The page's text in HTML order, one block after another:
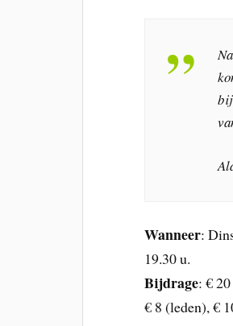
bij
Wanneer:
19.30 u.
Bijdrage: €
€ 8 (leden), €